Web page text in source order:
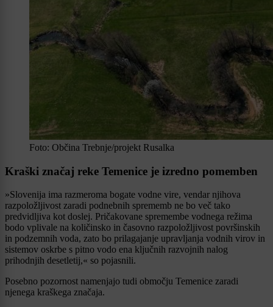
Foto: Občina Trebnje/projekt Rusalka
Kraški značaj reke Temenice je izredno pomemben
»Slovenija ima razmeroma bogate vodne vire, vendar njihova
razpoložljivost zaradi podnebnih sprememb ne bo več tako
predvidljiva kot doslej. Pričakovane spremembe vodnega režima
bodo vplivale na količinsko in časovno razpoložljivost površinskih
in podzemnih voda, zato bo prilagajanje upravljanja vodnih virov in
sistemov oskrbe s pitno vodo ena ključnih razvojnih nalog
prihodnjih desetletij,« so pojasnili.
Posebno pozornost namenjajo tudi območju Temenice zaradi
njenega kraškega značaja.